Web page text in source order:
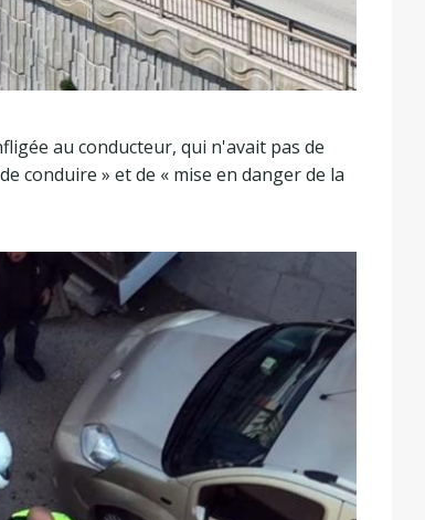
au conducteur, qui n'avait pas de
conduire » et de « mise en danger de la